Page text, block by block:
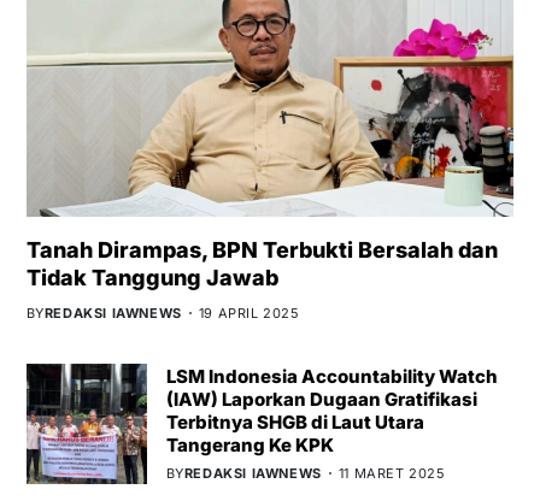
Tanah Dirampas, BPN Terbukti Bersalah dan
Tidak Tanggung Jawab
BYREDAKSI IAWNEWS 19 APRIL 2025
LSM Indonesia Accountability Watch
(IAW) Laporkan Dugaan Gratifikasi
Terbitnya SHGB di Laut Utara
Tangerang Ke KPK
BYREDAKSI IAWNEWS 11 MARET 2025